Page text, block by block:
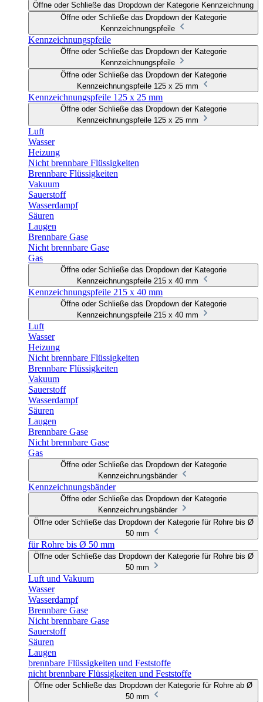
Öffne oder Schließe das Dropdown der Kategorie Kennzeichnung
Öffne oder Schließe das Dropdown der Kategorie
Kennzeichnungspfeile
Kennzeichnungspfeile
Öffne oder Schließe das Dropdown der Kategorie
Kennzeichnungspfeile
Öffne oder Schließe das Dropdown der Kategorie
Kennzeichnungspfeile 125 x 25 mm
Kennzeichnungspfeile 125 x 25 mm
Öffne oder Schließe das Dropdown der Kategorie
Kennzeichnungspfeile 125 x 25 mm
Luft
Wasser
Heizung
Nicht brennbare Flüssigkeiten
Brennbare Flüssigkeiten
Vakuum
Sauerstoff
Wasserdampf
Säuren
Laugen
Brennbare Gase
Nicht brennbare Gase
Gas
Öffne oder Schließe das Dropdown der Kategorie
Kennzeichnungspfeile 215 x 40 mm
Kennzeichnungspfeile 215 x 40 mm
Öffne oder Schließe das Dropdown der Kategorie
Kennzeichnungspfeile 215 x 40 mm
Luft
Wasser
Heizung
Nicht brennbare Flüssigkeiten
Brennbare Flüssigkeiten
Vakuum
Sauerstoff
Wasserdampf
Säuren
Laugen
Brennbare Gase
Nicht brennbare Gase
Gas
Öffne oder Schließe das Dropdown der Kategorie
Kennzeichnungsbänder
Kennzeichnungsbänder
Öffne oder Schließe das Dropdown der Kategorie
Kennzeichnungsbänder
Öffne oder Schließe das Dropdown der Kategorie für Rohre bis Ø
50 mm
für Rohre bis Ø 50 mm
Öffne oder Schließe das Dropdown der Kategorie für Rohre bis Ø
50 mm
Luft und Vakuum
Wasser
Wasserdampf
Brennbare Gase
Nicht brennbare Gase
Sauerstoff
Säuren
Laugen
brennbare Flüssigkeiten und Feststoffe
nicht brennbare Flüssigkeiten und Feststoffe
Öffne oder Schließe das Dropdown der Kategorie für Rohre ab Ø
50 mm